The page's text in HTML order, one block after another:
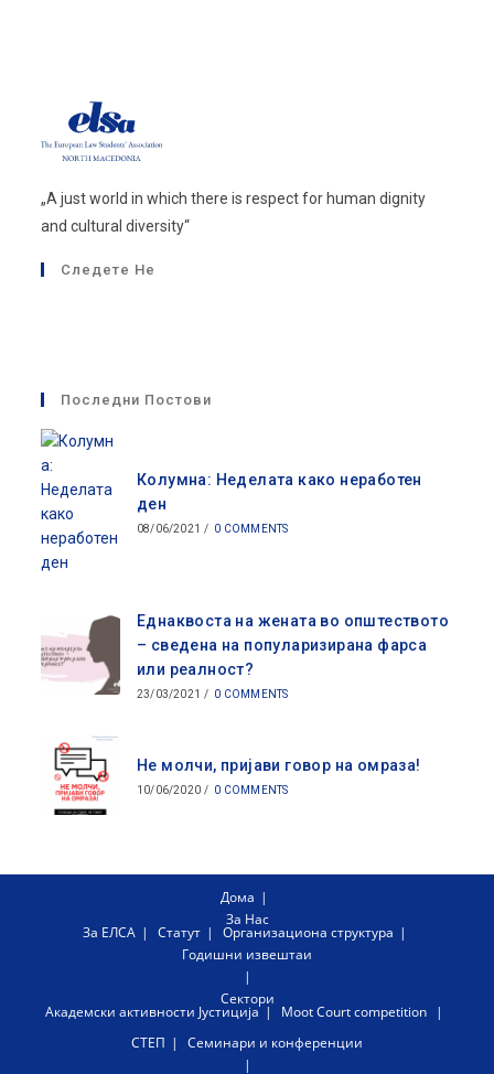
„A just world in which there is respect for human dignity
and cultural diversity“
Следете Не
tabtab
Последни Постови
Колумна: Неделата како неработен
ден
08/06/2021 / 0 COMMENTS
Еднаквоста на жената во општеството
– сведена на популаризирана фарса
или реалност?
23/03/2021 / 0 COMMENTS
Не молчи, пријави говор на омраза!
10/06/2020 / 0 COMMENTS
Дома
За Нас
За ЕЛСА Статут
Организациона структура
Годишни извештаи
Сектори
Академски активности Јустиција
Moot Court competition
СТЕП
Семинари и конференции